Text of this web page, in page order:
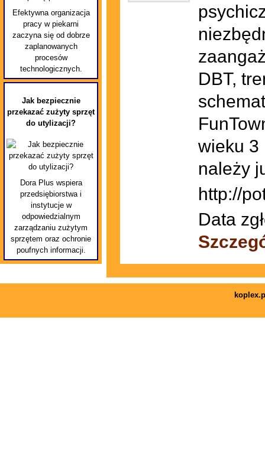
Efektywna organizacja
pracy w piekarni
zaczyna się od dobrze
zaplanowanych
procesów
technologicznych.
Jak bezpiecznie
przekazać zużyty sprzęt
do utylizacji?
Dora Plus wspiera
przedsiębiorstwa i
instytucje w
odpowiedzialnym
zarządzaniu zużytym
sprzętem oraz ochronie
poufnych informacji.
DBT,
wieku 3
należy
http://
Data